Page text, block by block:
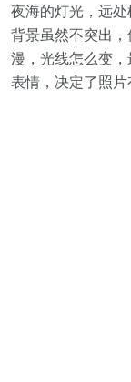
夜海的灯光，远
背景虽然不突出
漫，光线怎么变
表情，决定了照片